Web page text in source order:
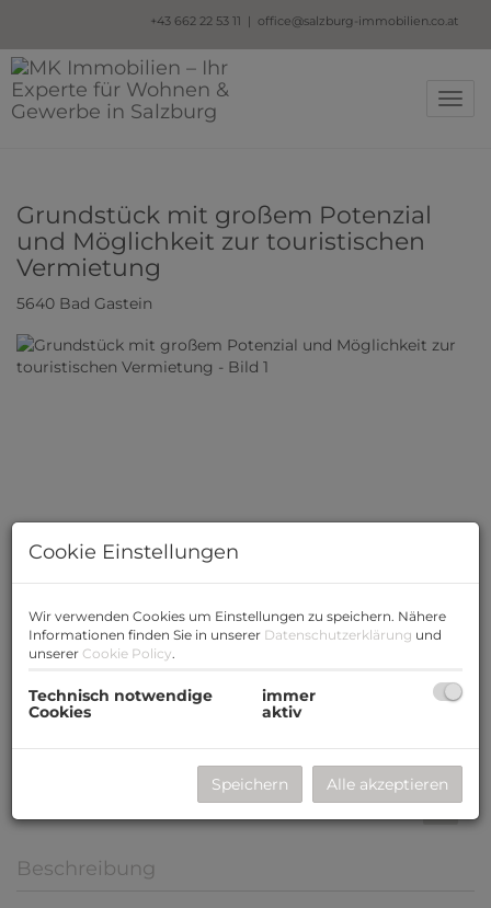
+43 662 22 53 11 | office@salzburg-immobilien.co.at
Grundstück mit großem Potenzial
und Möglichkeit zur touristischen
Vermietung
5640 Bad Gastein
Beschreibung
Cookie Einstellungen
Wir verwenden Cookies um Einstellungen zu speichern. Nähere
Informationen finden Sie in unserer Datenschutzerklärung und
unserer Cookie Policy.
Technisch notwendige
Cookies
immer
aktiv
Speichern Alle akzeptieren